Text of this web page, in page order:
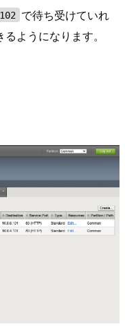
で待ち受けていれ
ようになります。